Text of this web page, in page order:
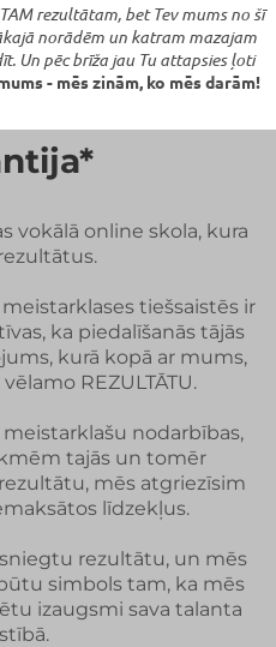
rezultātam, bet Tev mums no šī
norādēm un katram mazajam
Un pēc brīža jau Tu attapsies ļoti
- mēs zinām, ko mēs darām!
vokālā online skola, kura
tiešsaistēs ir
ka piedalīšanās tājās
kurā kopā ar mums,
REZULTĀTU.
nodarbības,
tajās un tomēr
mēs atgriezīsim
līdzekļus.
rezultātu, un mēs
simbols tam, ka mēs
izaugsmi sava talanta